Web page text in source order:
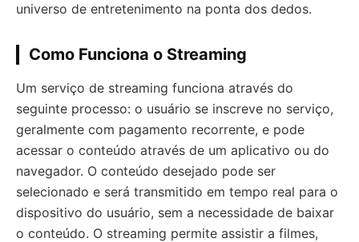
universo de entretenimento na ponta dos dedos.
Como Funciona o Streaming
Um serviço de streaming funciona através do
seguinte processo: o usuário se inscreve no serviço,
geralmente com pagamento recorrente, e pode
acessar o conteúdo através de um aplicativo ou do
navegador. O conteúdo desejado pode ser
selecionado e será transmitido em tempo real para o
dispositivo do usuário, sem a necessidade de baixar
o conteúdo. O streaming permite assistir a filmes,